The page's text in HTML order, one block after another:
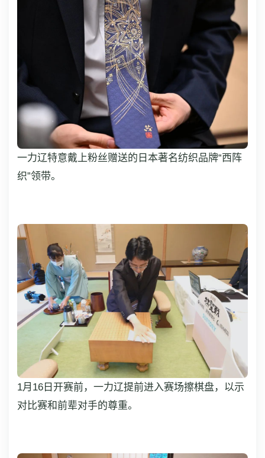
一力辽特意戴上粉丝赠送的日本著名纺织品牌“西阵
织”领带。
1月16日开赛前，一力辽提前进入赛场擦棋盘，以示
对比赛和前辈对手的尊重。